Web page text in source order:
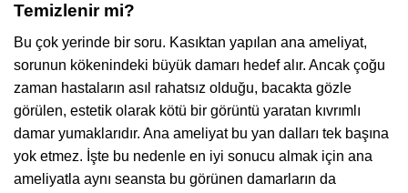
Temizlenir mi?
Bu çok yerinde bir soru. Kasıktan yapılan ana ameliyat,
sorunun kökenindeki büyük damarı hedef alır. Ancak çoğu
zaman hastaların asıl rahatsız olduğu, bacakta gözle
görülen, estetik olarak kötü bir görüntü yaratan kıvrımlı
damar yumaklarıdır. Ana ameliyat bu yan dalları tek başına
yok etmez. İşte bu nedenle en iyi sonucu almak için ana
ameliyatla aynı seansta bu görünen damarların da